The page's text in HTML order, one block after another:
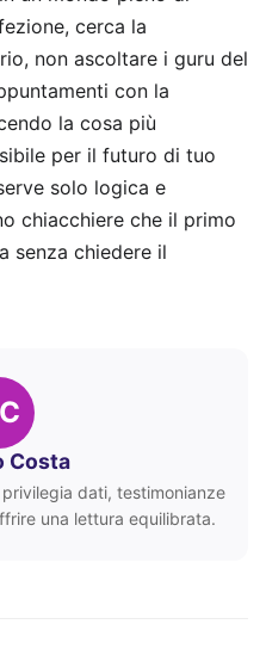
cerca la
non ascoltare i guru del
con la
la cosa più
per il futuro di tuo
solo logica e
chiacchiere che il primo
senza chiedere il
Costa
dati, testimonianze
una lettura equilibrata.